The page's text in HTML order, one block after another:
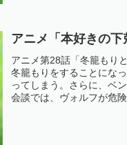
アニメ「本好きの
アニメ第28話「冬籠もり
冬籠もりをすることにな
ってしまう。さらに、ベ
会談では、ヴォルフが危